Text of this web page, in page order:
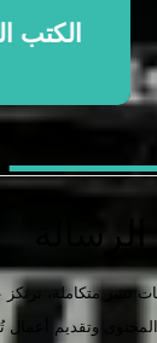
الكتب الصادرة
الرسالة
نشر متكاملة، ترتكز
المحتوى وتقديم